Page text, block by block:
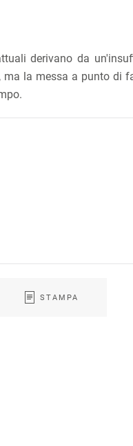
derivano da
la messa a punto di
STAMPA